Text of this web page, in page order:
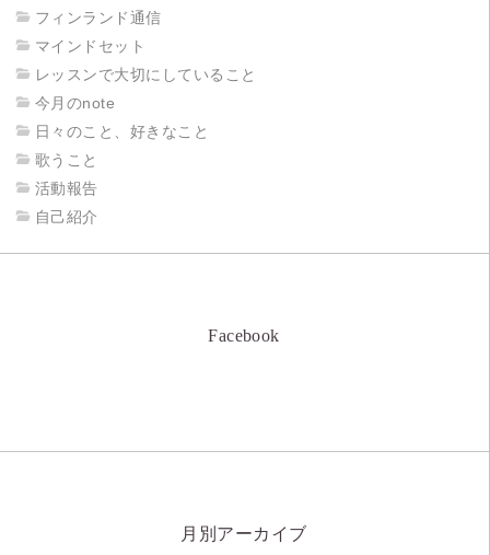
フィンランド通信
マインドセット
レッスンで大切にしていること
今月のnote
日々のこと、好きなこと
歌うこと
活動報告
自己紹介
Facebook
月別アーカイブ